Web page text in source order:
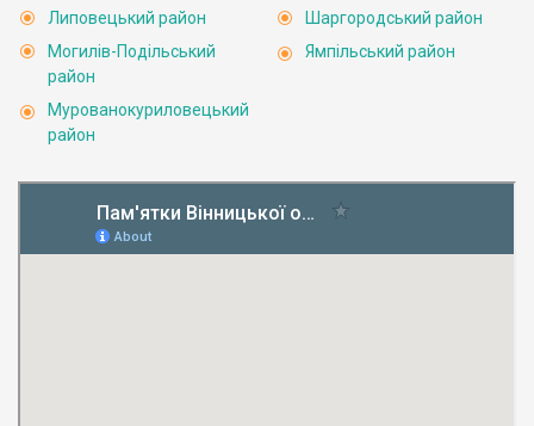
Липовецький район
Могилів-Подільський
район
Мурованокуриловецький
район
Шаргородський район
Ямпільський район